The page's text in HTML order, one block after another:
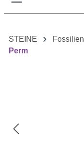
STEINE Fossilien
Perm